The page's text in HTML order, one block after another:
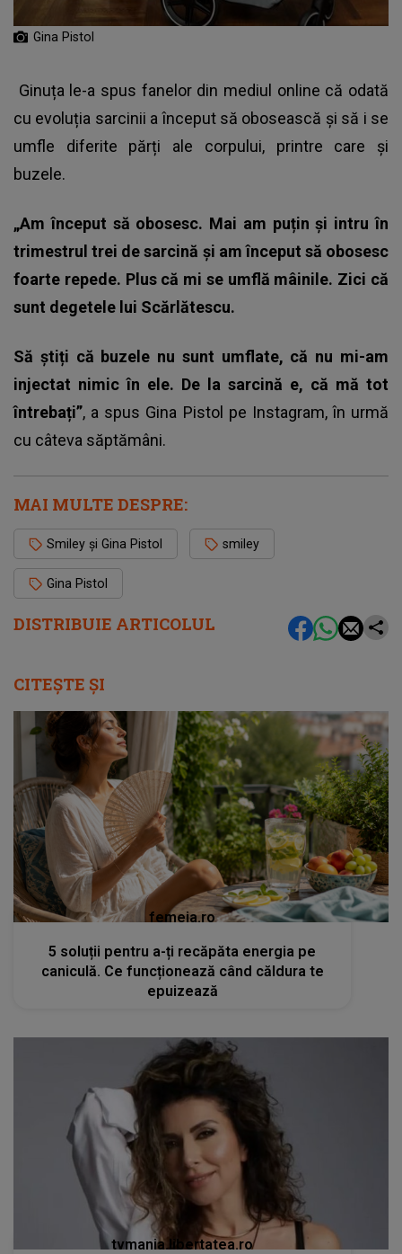
DISTRIBUIE ARTICOLUL
Gina Pistol
Ginuța le-a spus fanelor din mediul online că odată
cu evoluția sarcinii a început să obosească și să i se
umfle diferite părți ale corpului, printre care și
buzele.
„Am început să obosesc. Mai am puțin și intru în
trimestrul trei de sarcină și am început să obosesc
foarte repede. Plus că mi se umflă mâinile. Zici că
sunt degetele lui Scărlătescu.
Să știți că buzele nu sunt umflate, că nu mi-am
injectat nimic în ele. De la sarcină e, că mă tot
întrebați”, a spus Gina Pistol pe Instagram, în urmă
cu câteva săptămâni.
MAI MULTE DESPRE:
Smiley și Gina Pistol smiley
Gina Pistol
CITEȘTE ȘI
femeia.ro
5 soluții pentru a-ți recăpăta energia pe
caniculă. Ce funcționează când căldura te
epuizează
tvmania.libertatea.ro